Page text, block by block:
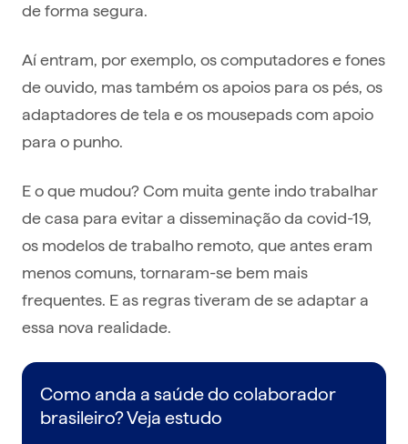
de forma segura.
Aí entram, por exemplo, os computadores e fones
de ouvido, mas também os apoios para os pés, os
adaptadores de tela e os mousepads com apoio
para o punho.
E o que mudou? Com muita gente indo trabalhar
de casa para evitar a disseminação da covid-19,
os modelos de trabalho remoto, que antes eram
menos comuns, tornaram-se bem mais
frequentes. E as regras tiveram de se adaptar a
essa nova realidade.
Como anda a saúde do colaborador
brasileiro? Veja estudo